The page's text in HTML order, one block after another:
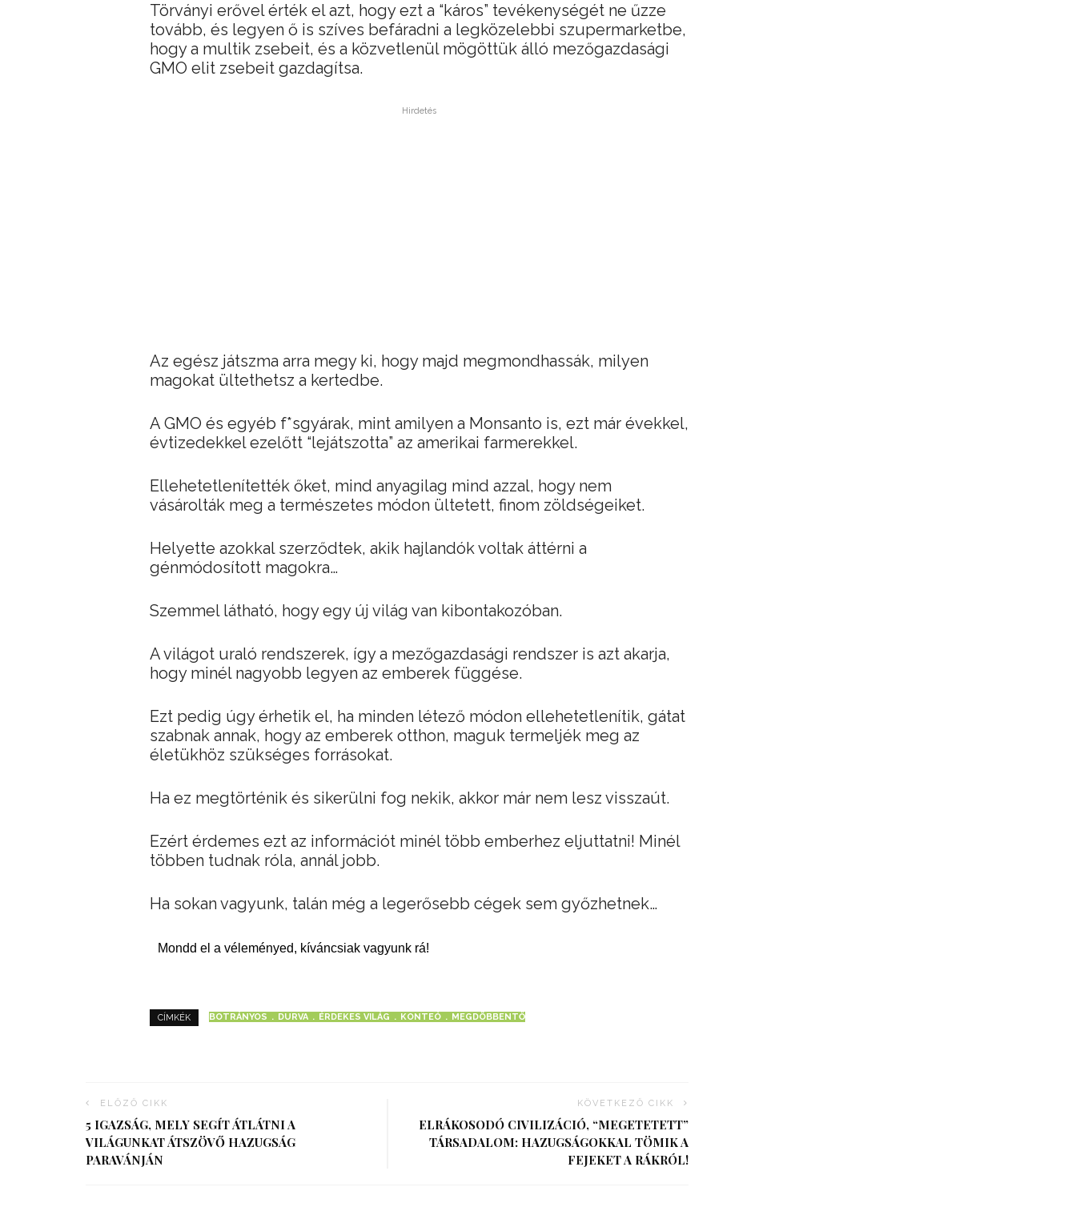
Törványi erővel érték el azt, hogy ezt a “káros” tevékenységét ne űzze
tovább, és legyen ő is szíves befáradni a legközelebbi szupermarketbe,
hogy a multik zsebeit, és a közvetlenül mögöttük álló mezőgazdasági
GMO elit zsebeit gazdagítsa.
Hirdetés
Az egész játszma arra megy ki, hogy majd megmondhassák, milyen
magokat ültethetsz a kertedbe.
A GMO és egyéb f*sgyárak, mint amilyen a Monsanto is, ezt már évekkel,
évtizedekkel ezelőtt “lejátszotta” az amerikai farmerekkel.
Ellehetetlenítették őket, mind anyagilag mind azzal, hogy nem
vásárolták meg a természetes módon ültetett, finom zöldségeiket.
Helyette azokkal szerződtek, akik hajlandók voltak áttérni a
génmódosított magokra…
Szemmel látható, hogy egy új világ van kibontakozóban.
A világot uraló rendszerek, így a mezőgazdasági rendszer is azt akarja,
hogy minél nagyobb legyen az emberek függése.
Ezt pedig úgy érhetik el, ha minden létező módon ellehetetlenítik, gátat
szabnak annak, hogy az emberek otthon, maguk termeljék meg az
életükhöz szükséges forrásokat.
Ha ez megtörténik és sikerülni fog nekik, akkor már nem lesz visszaút.
Ezért érdemes ezt az információt minél több emberhez eljuttatni! Minél
többen tudnak róla, annál jobb.
Ha sokan vagyunk, talán még a legerősebb cégek sem győzhetnek…
Mondd el a véleményed, kíváncsiak vagyunk rá!
CÍMKÉK BOTRÁNYOS DURVA ÉRDEKES VILÁG KONTEÓ MEGDÖBBENTŐ
ELŐZŐ CIKK
5 IGAZSÁG, MELY SEGÍT ÁTLÁTNI A
VILÁGUNKAT ÁTSZÖVŐ HAZUGSÁG
PARAVÁNJÁN
KÖVETKEZŐ CIKK
ELRÁKOSODÓ CIVILIZÁCIÓ, “MEGETETETT”
TÁRSADALOM: HAZUGSÁGOKKAL TÖMIK A
FEJEKET A RÁKRÓL!